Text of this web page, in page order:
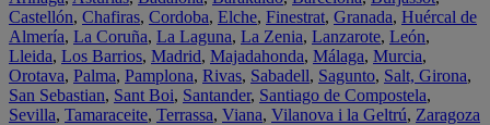
Castellón, Chafiras, Cordoba, Elche, Finestrat, Granada, Huércal de
Almería, La Coruña, La Laguna, La Zenia, Lanzarote, León,
Lleida, Los Barrios, Madrid, Majadahonda, Málaga, Murcia,
Orotava, Palma, Pamplona, Rivas, Sabadell, Sagunto, Salt, Girona,
San Sebastian, Sant Boi, Santander, Santiago de Compostela,
Sevilla, Tamaraceite, Terrassa, Viana, Vilanova i la Geltrú, Zaragoza